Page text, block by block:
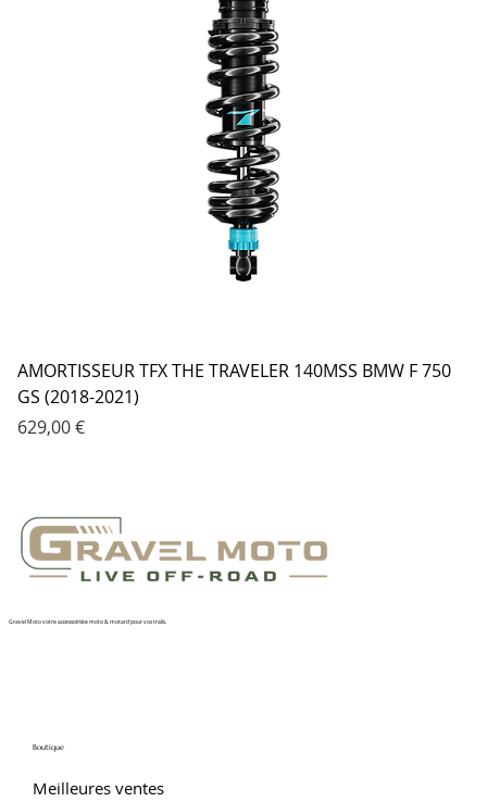
AMORTISSEUR TFX THE TRAVELER 140MSS BMW F 750
GS (2018-2021)
Prix
629,00 €
Gravel Moto votre accessoiriste moto & motard pour vos trails.
Boutique
Meilleures ventes